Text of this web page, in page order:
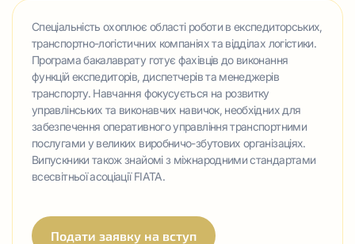
Спеціальність охоплює області роботи в експедиторських,
транспортно-логістичних компаніях та відділах логістики.
Програма бакалаврату готує фахівців до виконання
функцій експедиторів, диспетчерів та менеджерів
транспорту. Навчання фокусується на розвитку
управлінських та виконавчих навичок, необхідних для
забезпечення оперативного управління транспортними
послугами у великих виробничо-збутових організаціях.
Випускники також знайомі з міжнародними стандартами
всесвітньої асоціації FIATA.
Подати заявку на вступ